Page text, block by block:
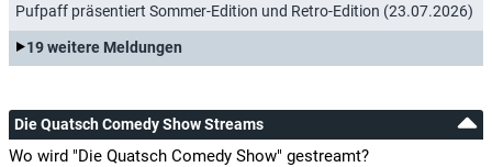
Pufpaff präsentiert Sommer-Edition und Retro-Edition (23.07.2026)
19 weitere Meldungen
Die Quatsch Comedy Show Streams
Wo wird "Die Quatsch Comedy Show" gestreamt?